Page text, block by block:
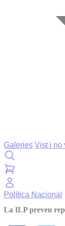
Galeries Vist i no
Política Nacional
La ILP preveu